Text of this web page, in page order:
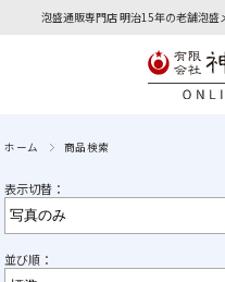
泡盛通販専門店 明治15年の老舗泡
ホーム 商品検索
表示切替：
並び順：